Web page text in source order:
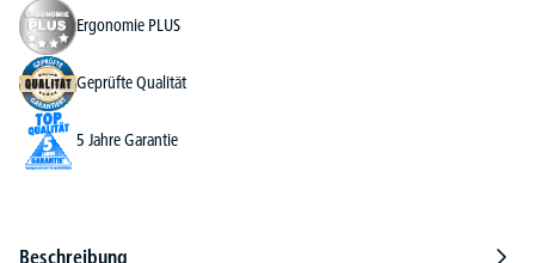
Ergonomie PLUS
Geprüfte Qualität
5 Jahre Garantie
Beschreibung